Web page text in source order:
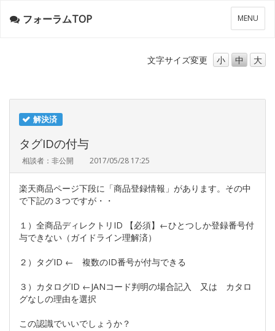
メ
ニ
ー
MENU
フォーラムTOP
文字サイズ変更 小 中 大
解決済
タグIDの付与
相談者：非公開 2017/05/28 17:25
楽天商品ページ下段に「商品登録情報」があります。その中
で下記の３つですが・・
１）全商品ディレクトリID 【必須】←ひとつしか登録番号付
与できない（ガイドライン理解済）
２）タグID ← 複数のID番号が付与できる
３）カタログID ←JANコード判明の場合記入 又は カタロ
グなしの理由を選択
この認識でいいでしょうか？